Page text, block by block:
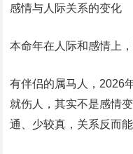
感情与人际关系的变化
本命年在人际和感情上
有伴侣的属马人，2026
就伤人，其实不是感情
通、少较真，关系反而能